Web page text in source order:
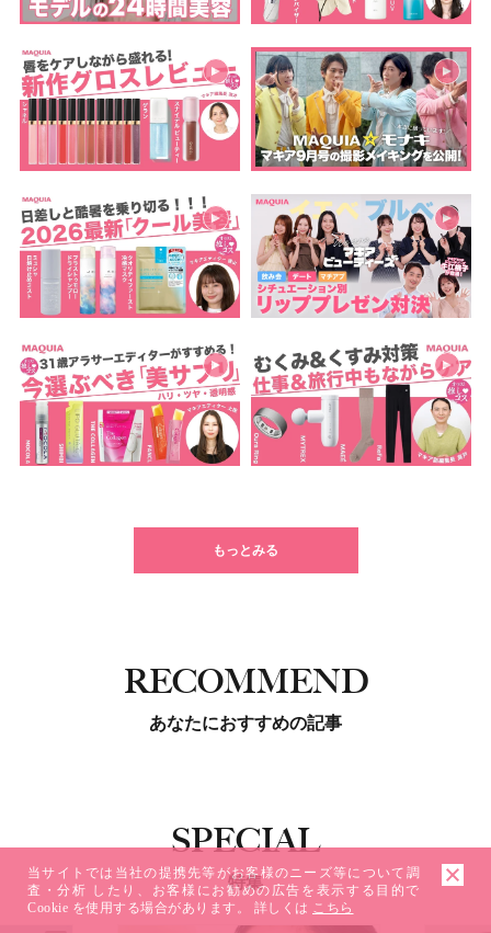
もっとみる
RECOMMEND
あなたにおすすめの記事
SPECIAL
特集
当サイトでは当社の提携先等がお客様のニーズ等について調
査・分析 したり、お客様にお勧めの広告を表示する目的で
Cookie を使用する場合があります。 詳しくは こちら